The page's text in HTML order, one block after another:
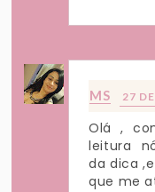
MS 27
Olá ,
leitura
da dica
que me